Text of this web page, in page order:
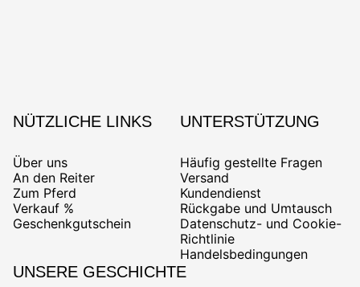
UNSERE GESCHICHTE
NÜTZLICHE LINKS
Über uns
An den Reiter
Zum Pferd
Verkauf %
Geschenkgutschein
UNTERSTÜTZUNG
Häufig gestellte Fragen
Versand
Kundendienst
Rückgabe und Umtausch
Datenschutz- und Cookie-
Richtlinie
Handelsbedingungen